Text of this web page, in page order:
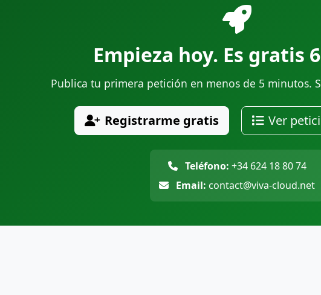
Empieza hoy. Es gratis
Publica tu primera petición en menos de 5 minutos.
Registrarme gratis Ver
Teléfono: +34 624 18 80 74
Email: contact@viva-cloud.net